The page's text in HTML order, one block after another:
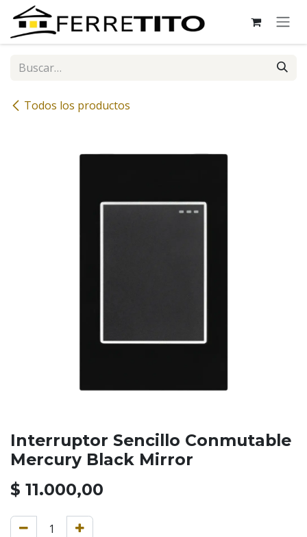
Ir al contenido
Todos los productos
Interruptor Sencillo Conmutable
Mercury Black Mirror
$ 11.000,00